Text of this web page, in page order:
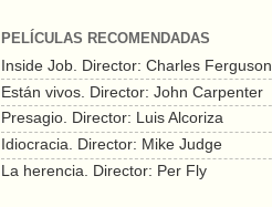
PELÍCULAS RECOMENDADAS
Inside Job. Director: Charles Ferguson
Están vivos. Director: John Carpenter
Presagio. Director: Luis Alcoriza
Idiocracia. Director: Mike Judge
La herencia. Director: Per Fly